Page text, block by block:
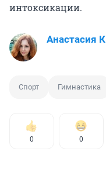
интоксикации.
Анастасия
Спорт Гимнастика
0 0